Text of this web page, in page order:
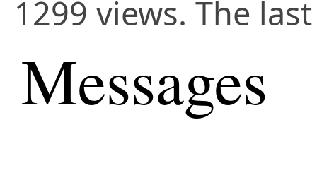
1299 views. The
Messages